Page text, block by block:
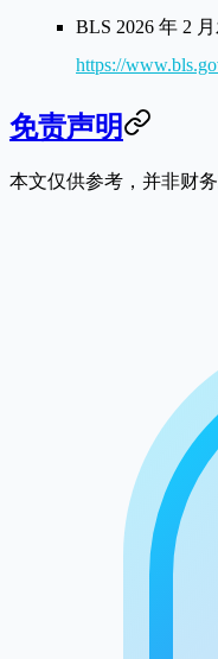
BLS 2026 年 2
https://
免责声明
本文仅供参考，并非财务